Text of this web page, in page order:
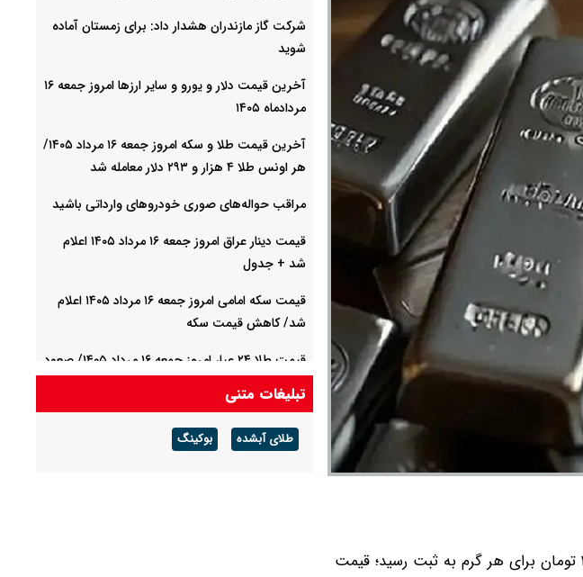
قیمت نقره امروز شنبه ۱۶ خرداد ۱۴۰۵ با کاهش ۴۹۰۰ تومانی در بازار داخل، با رقم ۴۲۲ هزار و ۲۰۰ تومان برای هر گرم به ثبت رسید؛ قیمت
شرکت گاز مازندران هشدار داد: برای زمستان آماده
شوید
آخرین قیمت دلار و یورو و سایر ارزها امروز جمعه ۱۶
مردادماه ۱۴۰۵
آخرین قیمت طلا و سکه امروز جمعه ۱۶ مرداد ۱۴۰۵/
هر اونس طلا ۴ هزار و ٢٩٣ دلار معامله شد
مراقب حواله‌های صوری خودروهای وارداتی باشید
قیمت دینار عراق امروز جمعه ۱۶ مرداد ۱۴۰۵ اعلام
شد + جدول
قیمت سکه امامی امروز جمعه ۱۶ مرداد ۱۴۰۵ اعلام
شد/ کاهش قیمت سکه
قیمت طلا ۲۴ عیار امروز جمعه ۱۶ مرداد ۱۴۰۵/ صعود
طلا ادامه‌دار شد
قیمت طلا ۱۸ عیار امروز جمعه ۱۶ مرداد ۱۴۰۵ اعلام
شد/ طلا بر مدار صعود
تبلیغات متنی
طلای آبشده بوکینگ